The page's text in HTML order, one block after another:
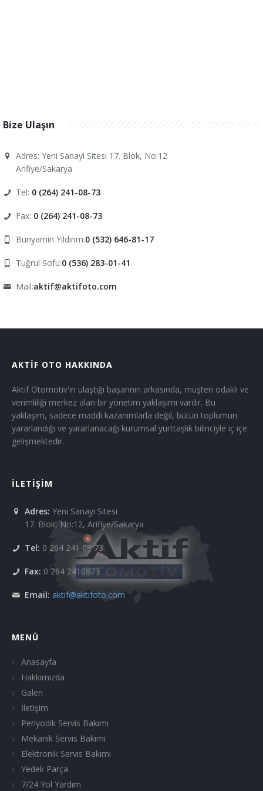
Bize Ulaşın
Adres: Yeni Sanayi Sitesi 17. Blok, No:12
Arifiye/Sakarya
Tel: 0 (264) 241-08-73
Fax: 0 (264) 241-08-73
Bünyamin Yıldırım:0 (532) 646-81-17
Tuğrul Sofu:0 (536) 283-01-41
Mail:aktif@aktifoto.com
AKTİF OTO HAKKINDA
Aktif Otomotiv'in ulaştığı başarının arkasında, müşteri odaklı ve
verimliliği merkez alan bir yönetim yaklaşımı vardır. Bu
yaklaşım, sadece maddi kazanımlarla değil, bütün toplumun
yararlandığı ve yararlanacağı kurumsal yurttaşlık bilinciyle iç içe
gelişmektedir.
İLETİŞİM
Adres: Yeni Sanayi Sitesi
17. Blok, No:12, Arifiye/Sakarya
Tel: 0 264 241 08 73
Fax: 0 264 2410873
Email: aktif@aktifoto.com
MENÜ
Anasayfa
Hakkımızda
Galeri
İletişim
Periyodik Servis Bakımı
Mekanik Servis Bakımı
Elektronik Servis Bakımı
Yedek Parça
7/24 Yol Yardım